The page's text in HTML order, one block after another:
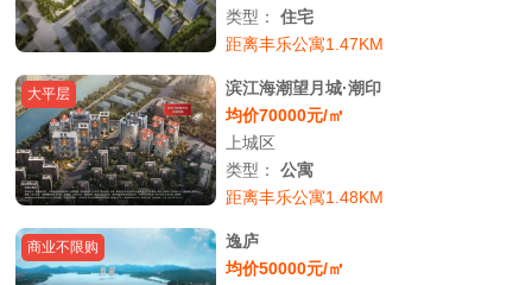
类型：住宅
距离丰乐公寓1.47KM
大平层
滨江海潮望月城·潮印
均价70000元/㎡
上城区
类型：公寓
距离丰乐公寓1.48KM
商业不限购
逸庐
均价50000元/㎡